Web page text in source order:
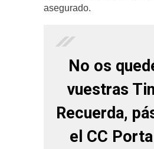
asegurado.
No os
vuestras
Recuerda,
el CC